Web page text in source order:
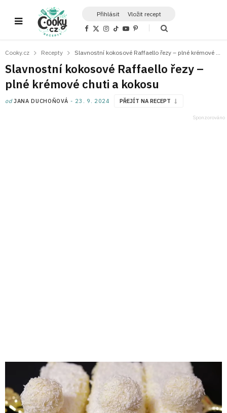
Přihlásit Vložit recept
F
b
o
k
X
i
t
e
r
)
I
a
r
a
m
T
o
Y
u
e
P
e
e
s
t
Cooky.cz Recepty
Slavnostní kokosové Raffaello řezy –
plné krémové chuti a kokosu
odJANA DUCHOŇOVÁ 23. 9. 2024 PŘEJÍT NA RECEPT